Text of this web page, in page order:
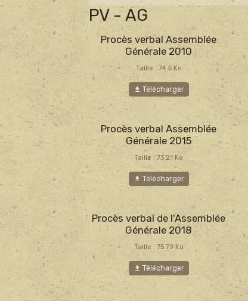
PV - AG
Procès verbal Assemblée
Générale 2010
Taille : 74.5 Ko
Télécharger
Procès verbal Assemblée
Générale 2015
Taille : 73.21 Ko
Télécharger
Procès verbal de l'Assemblée
Générale 2018
Taille : 75.79 Ko
Télécharger